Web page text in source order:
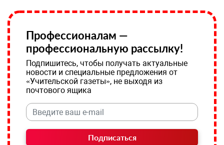
Профессионалам —
профессиональную рассылку!
Подпишитесь, чтобы получать актуальные
новости и специальные предложения от
«Учительской газеты», не выходя из
почтового ящика
Подписаться